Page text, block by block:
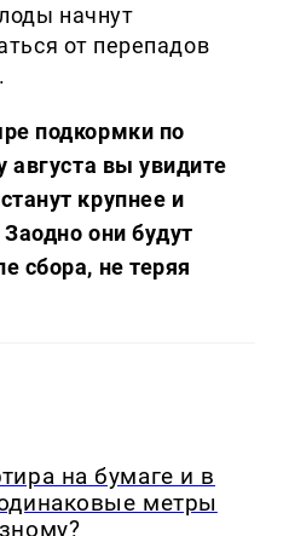
начнут
от перепадов
подкормки по
августа вы увидите
крупнее и
они будут
сбора, не теряя
на бумаге и в
метры